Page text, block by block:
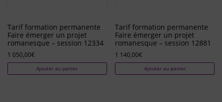
Tarif formation permanente
Faire émerger un projet
romanesque – session 12334
1 050,00€
Ajouter au panier
Tarif formation permanente
Faire émerger un projet
romanesque – session 12881
1 140,00€
Ajouter au panier